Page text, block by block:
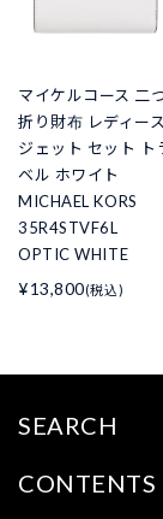
マイケルコース 二
折り財布 レディース
ジェット セット ト
ベル ホワイト
MICHAEL KORS
35R4STVF6L
OPTIC WHITE
¥13,800(税込)
SEARCH
CONTENTS